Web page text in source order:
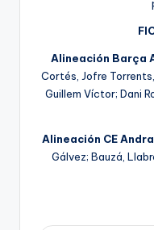
Alineación Barça
Cortés, Jofre Torrents,
Guillem Víctor; Dani
Alineación CE
Gálvez; Bauzá,